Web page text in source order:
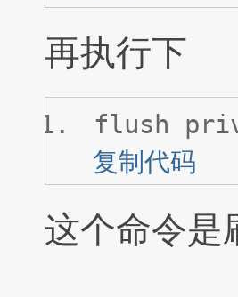
再执行下
flush
复制代码
这个命令是